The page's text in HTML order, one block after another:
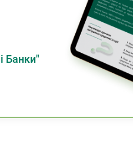
Банки"